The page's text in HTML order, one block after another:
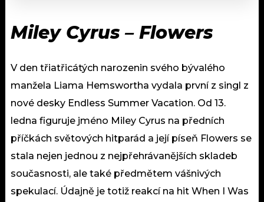
Miley Cyrus – Flowers
V den třiatřicátých narozenin svého bývalého
manžela Liama Hemswortha vydala první z singl z
nové desky Endless Summer Vacation. Od 13.
ledna figuruje jméno Miley Cyrus na předních
příčkách světových hitparád a její píseň Flowers se
stala nejen jednou z nejpřehrávanějších skladeb
současnosti, ale také předmětem vášnivých
spekulací. Údajně je totiž reakcí na hit When I Was